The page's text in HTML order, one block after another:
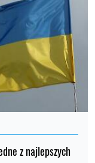
z najlepszych